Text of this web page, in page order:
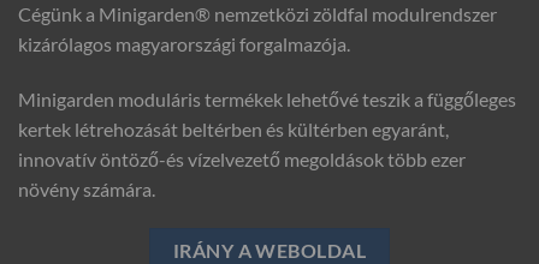
Cégünk a Minigarden® nemzetközi zöldfal modulrendszer
kizárólagos magyarországi forgalmazója.
Minigarden moduláris termékek lehetővé teszik a függőleges
kertek létrehozását beltérben és kültérben egyaránt,
innovatív öntöző-és vízelvezető megoldások több ezer
növény számára.
IRÁNY A WEBOLDAL